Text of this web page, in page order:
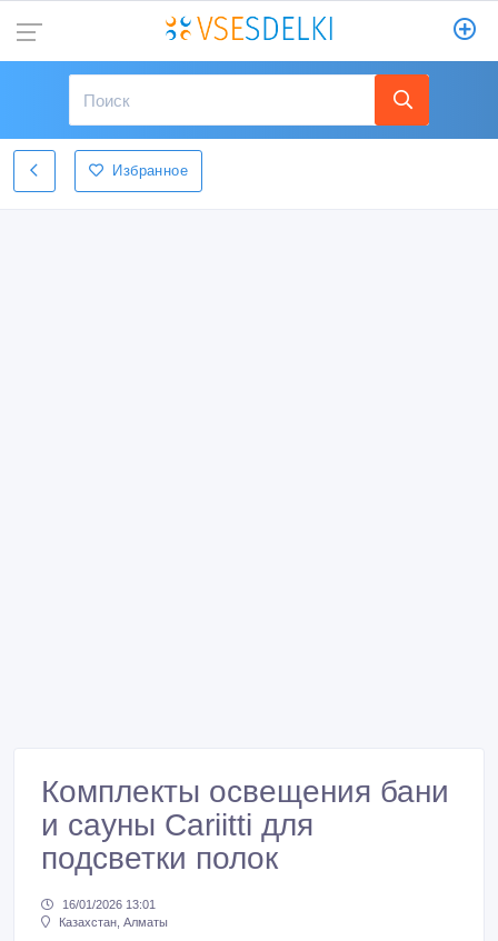
Избранное
Комплекты освещения бани
и сауны Cariitti для
подсветки полок
16/01/2026 13:01
Казахстан, Алматы